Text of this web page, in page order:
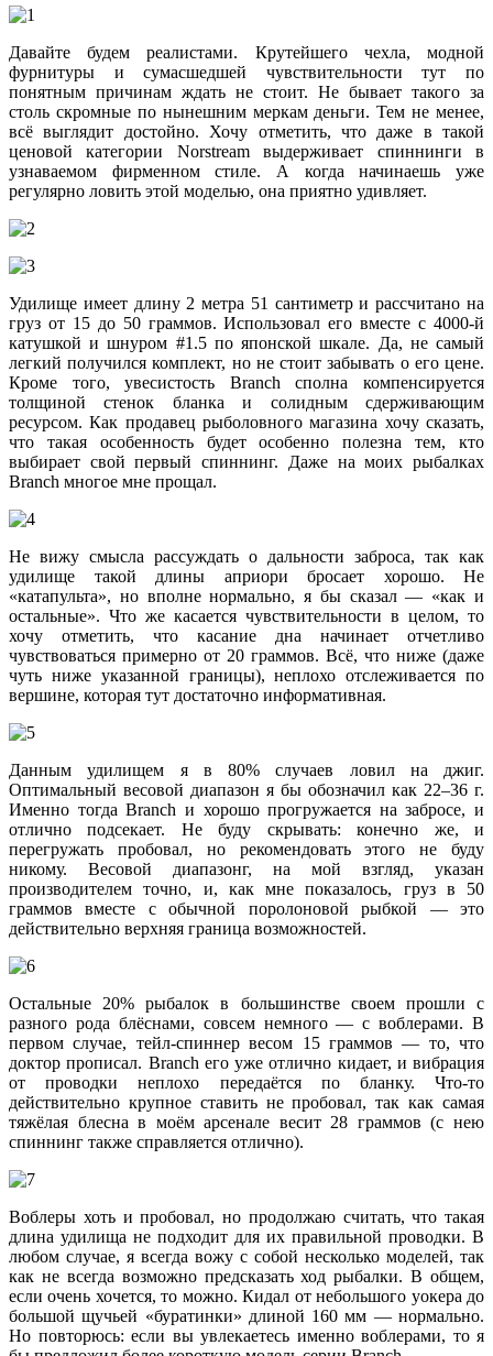
Давайте будем реалистами. Крутейшего чехла, модной
фурнитуры и сумасшедшей чувствительности тут по
понятным причинам ждать не стоит. Не бывает такого за
столь скромные по нынешним меркам деньги. Тем не менее,
всё выглядит достойно. Хочу отметить, что даже в такой
ценовой категории Norstream выдерживает спиннинги в
узнаваемом фирменном стиле. А когда начинаешь уже
регулярно ловить этой моделью, она приятно удивляет.
Удилище имеет длину 2 метра 51 сантиметр и рассчитано на
груз от 15 до 50 граммов. Использовал его вместе с 4000-й
катушкой и шнуром #1.5 по японской шкале. Да, не самый
легкий получился комплект, но не стоит забывать о его цене.
Кроме того, увесистость Branch сполна компенсируется
толщиной стенок бланка и солидным сдерживающим
ресурсом. Как продавец рыболовного магазина хочу сказать,
что такая особенность будет особенно полезна тем, кто
выбирает свой первый спиннинг. Даже на моих рыбалках
Branch многое мне прощал.
Не вижу смысла рассуждать о дальности заброса, так как
удилище такой длины априори бросает хорошо. Не
«катапульта», но вполне нормально, я бы сказал — «как и
остальные». Что же касается чувствительности в целом, то
хочу отметить, что касание дна начинает отчетливо
чувствоваться примерно от 20 граммов. Всё, что ниже (даже
чуть ниже указанной границы), неплохо отслеживается по
вершине, которая тут достаточно информативная.
Данным удилищем я в 80% случаев ловил на джиг.
Оптимальный весовой диапазон я бы обозначил как 22–36 г.
Именно тогда Branch и хорошо прогружается на забросе, и
отлично подсекает. Не буду скрывать: конечно же, и
перегружать пробовал, но рекомендовать этого не буду
никому. Весовой диапазонг, на мой взгляд, указан
производителем точно, и, как мне показалось, груз в 50
граммов вместе с обычной поролоновой рыбкой — это
действительно верхняя граница возможностей.
Остальные 20% рыбалок в большинстве своем прошли с
разного рода блёснами, совсем немного — с воблерами. В
первом случае, тейл-спиннер весом 15 граммов — то, что
доктор прописал. Branch его уже отлично кидает, и вибрация
от проводки неплохо передаётся по бланку. Что-то
действительно крупное ставить не пробовал, так как самая
тяжёлая блесна в моём арсенале весит 28 граммов (с нею
спиннинг также справляется отлично).
Воблеры хоть и пробовал, но продолжаю считать, что такая
длина удилища не подходит для их правильной проводки. В
любом случае, я всегда вожу с собой несколько моделей, так
как не всегда возможно предсказать ход рыбалки. В общем,
если очень хочется, то можно. Кидал от небольшого уокера до
большой щучьей «буратинки» длиной 160 мм — нормально.
Но повторюсь: если вы увлекаетесь именно воблерами, то я